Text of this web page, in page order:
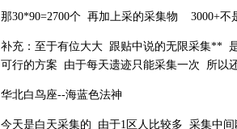
那30*90=2700个 再加上采的采集物 3000+不
补充：至于有位大大 跟贴中说的无限采集**
可行的方案 由于每天遗迹只能采集一次 所以
华北白鸟座--海蓝色法神
今天是白天采集的 由于1区人比较多 采集中